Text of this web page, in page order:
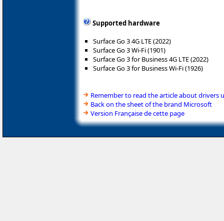
Supported hardware
Surface Go 3 4G LTE (2022)
Surface Go 3 Wi-Fi (1901)
Surface Go 3 for Business 4G LTE (2022)
Surface Go 3 for Business Wi-Fi (1926)
Remember to read the article about drivers
Back on the sheet of the brand Microsoft
Version Française de cette page